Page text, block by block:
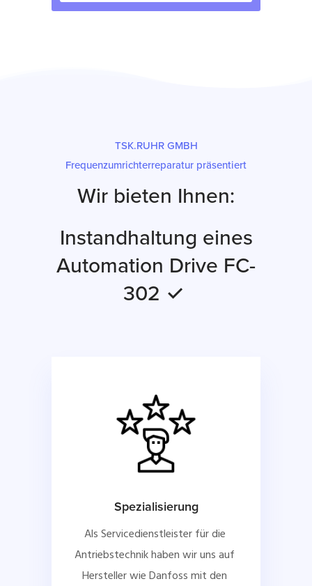
TSK.RUHR GMBH
Frequenzumrichterreparatur präsentiert
Wir bieten Ihnen:
Instandhaltung eines
Automation Drive FC-
302 ✓
Spezialisierung
Als Servicedienstleister für die
Antriebstechnik haben wir uns auf
Hersteller wie Danfoss mit den